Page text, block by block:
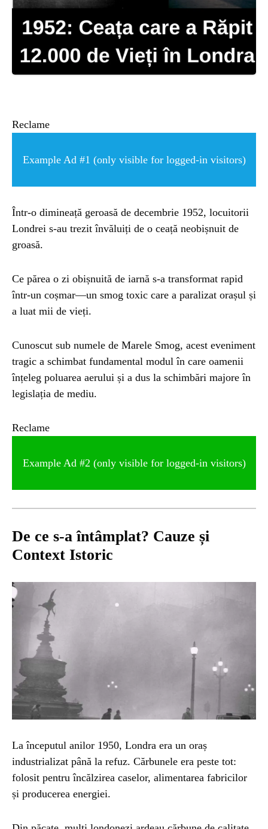
Reclame
Example Ad #1 (only visible for logged-in visitors)
Într-o dimineață geroasă de decembrie 1952, locuitorii
Londrei s-au trezit învăluiți de o ceață neobișnuit de
groasă.
Ce părea o zi obișnuită de iarnă s-a transformat rapid
într-un coșmar—un smog toxic care a paralizat orașul și
a luat mii de vieți.
Cunoscut sub numele de Marele Smog, acest eveniment
tragic a schimbat fundamental modul în care oamenii
înțeleg poluarea aerului și a dus la schimbări majore în
legislația de mediu.
Reclame
Example Ad #2 (only visible for logged-in visitors)
De ce s-a întâmplat? Cauze și
Context Istoric
La începutul anilor 1950, Londra era un oraș
industrializat până la refuz. Cărbunele era peste tot:
folosit pentru încălzirea caselor, alimentarea fabricilor
și producerea energiei.
ȘTIINȚA
ANIMALE
OAMENI
INSTALEAZ
A
APLICATIA
POPULAR
Barajul Trei Defileuri a Încetinit Rotația
Pământului: Mit sau Realitate?
BLOG 2 years ago
BLOG 2 years ago
Ai simțit vreodată deja-vu? Află de ce se
întâmplă